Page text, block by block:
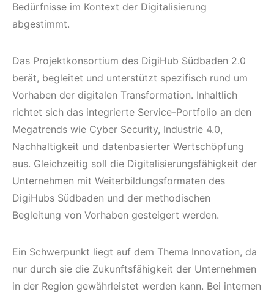
Bedürfnisse im Kontext der Digitalisierung
abgestimmt.
Das Projektkonsortium des DigiHub Südbaden 2.0
berät, begleitet und unterstützt spezifisch rund um
Vorhaben der digitalen Transformation. Inhaltlich
richtet sich das integrierte Service-Portfolio an den
Megatrends wie Cyber Security, Industrie 4.0,
Nachhaltigkeit und datenbasierter Wertschöpfung
aus. Gleichzeitig soll die Digitalisierungsfähigkeit der
Unternehmen mit Weiterbildungsformaten des
DigiHubs Südbaden und der methodischen
Begleitung von Vorhaben gesteigert werden.
Ein Schwerpunkt liegt auf dem Thema Innovation, da
nur durch sie die Zukunftsfähigkeit der Unternehmen
in der Region gewährleistet werden kann. Bei internen